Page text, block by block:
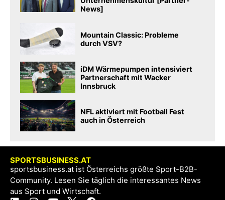
News]
Mountain Classic: Probleme
durch VSV?
iDM Wärmepumpen intensiviert
Partnerschaft mit Wacker
Innsbruck
NFL aktiviert mit Football Fest
auch in Österreich
SPORTSBUSINESS.AT
sportsbusiness.at ist Österreichs größte Sport-B2B-
Community. Lesen Sie täglich die interessantes News
aus Sport und Wirtschaft.